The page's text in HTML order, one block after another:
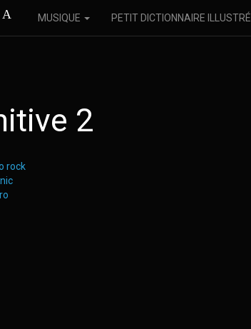
MUSIQUE PETIT DICTIONNAIRE ILLUSTRÉ
2
rock
sites/default/files/fields/Morceau/248-